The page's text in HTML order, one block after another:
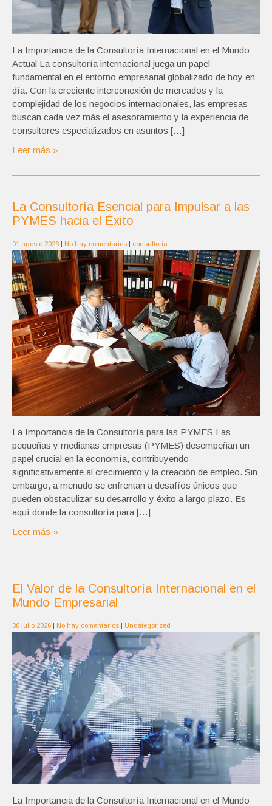
La Importancia de la Consultoría Internacional en el Mundo
Actual La consultoría internacional juega un papel
fundamental en el entorno empresarial globalizado de hoy en
día. Con la creciente interconexión de mercados y la
complejidad de los negocios internacionales, las empresas
buscan cada vez más el asesoramiento y la experiencia de
consultores especializados en asuntos […]
Leer más »
La Consultoría Esencial para Impulsar a las
PYMES hacia el Éxito
01 agosto 2026 | No hay comentarios | consultoria
La Importancia de la Consultoría para las PYMES Las
pequeñas y medianas empresas (PYMES) desempeñan un
papel crucial en la economía, contribuyendo
significativamente al crecimiento y la creación de empleo. Sin
embargo, a menudo se enfrentan a desafíos únicos que
pueden obstaculizar su desarrollo y éxito a largo plazo. Es
aquí donde la consultoría para […]
Leer más »
El Valor de la Consultoría Internacional en el
Mundo Empresarial
30 julio 2026 | No hay comentarios | Uncategorized
La Importancia de la Consultoría Internacional en el Mundo